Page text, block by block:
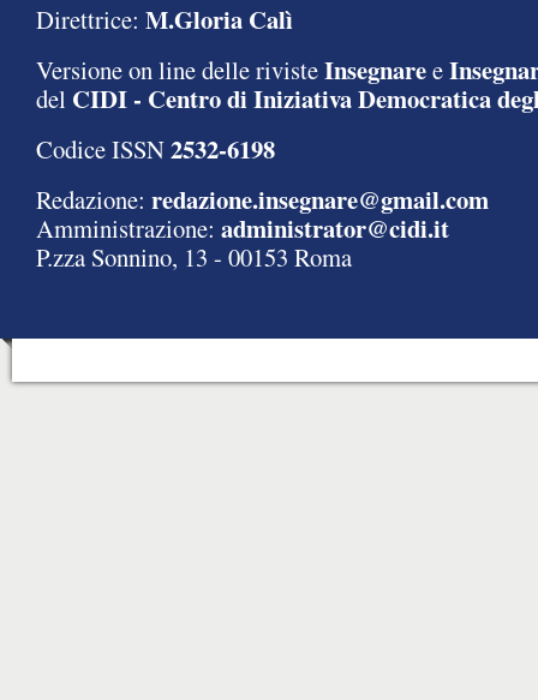
Direttrice: M.Gloria Calì
Versione on line delle rivisteInsegnaree
del CIDI - Centro di Iniziativa Democratica
Codice ISSN2532-6198
Redazione: redazione.insegnare@gmail.com
Amministrazione: administrator@cidi.it
P.zza Sonnino, 13 - 00153 Roma